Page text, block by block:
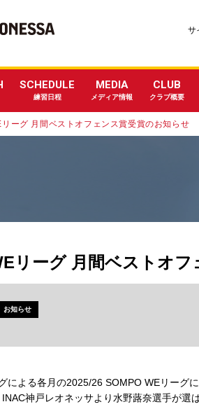
SCHEDULE
練習日程
MEDIA
メディア情報
CLUB
クラブ概要
サ
ーグ 月間ベストオフェンス賞受賞のお知らせ
リーグ 月間ベストオ
お知らせ
による各月の2025/26 SOMPO WEリーグ
神戸レオネッサより水野蕗奈選手が選